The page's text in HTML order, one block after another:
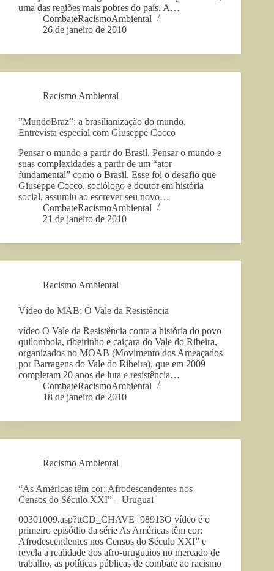
uma das regiões mais pobres do país. A…
CombateRacismoAmbiental
26 de janeiro de 2010
Racismo Ambiental
”MundoBraz”: a brasilianização do mundo.
Entrevista especial com Giuseppe Cocco
Pensar o mundo a partir do Brasil. Pensar o mundo e
suas complexidades a partir de um “ator
fundamental” como o Brasil. Esse foi o desafio que
Giuseppe Cocco, sociólogo e doutor em história
social, assumiu ao escrever seu novo…
CombateRacismoAmbiental
21 de janeiro de 2010
Racismo Ambiental
Vídeo do MAB: O Vale da Resistência
vídeo O Vale da Resistência conta a história do povo
quilombola, ribeirinho e caiçara do Vale do Ribeira,
organizados no MOAB (Movimento dos Ameaçados
por Barragens do Vale do Ribeira), que em 2009
completam 20 anos de luta e resistência…
CombateRacismoAmbiental
18 de janeiro de 2010
Racismo Ambiental
“As Américas têm cor: Afrodescendentes nos
Censos do Século XXI” – Uruguai
00301009.asp?ttCD_CHAVE=98913O vídeo é o
primeiro episódio da série As Américas têm cor:
Afrodescendentes nos Censos do Século XXI” e
revela a realidade dos afro-uruguaios no mercado de
trabalho, as políticas públicas de combate ao racismo